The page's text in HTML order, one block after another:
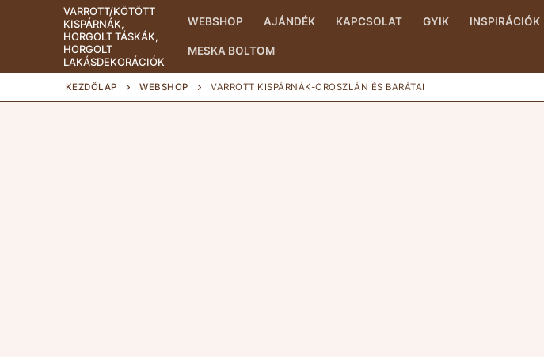
VARROTT/KÖTÖTT
KISPÁRNÁK,
HORGOLT TÁSKÁK,
HORGOLT
LAKÁSDEKORÁCIÓK
WEBSHOP AJÁNDÉK KAPCSOLAT GYIK INSPIRÁCIÓK
MESKA BOLTOM
KEZDŐLAP WEBSHOP VARROTT KISPÁRNÁK-OROSZLÁN ÉS BARÁTAI